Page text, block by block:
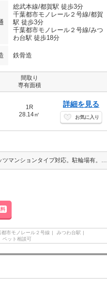
総武本線/都賀駅 徒歩3分
千葉都市モノレール２号線/都賀
駅 徒歩3分
千葉都市モノレール２号線/みつ
わ台駅 徒歩18分
鉄骨造
間取り
専有面積
1R
28.14㎡
詳細を見る
お気に入り
◇LINE、クレジット、オンライン対応◇エイブルNW四街道店 Bフレッツマンションタイプ対応。駐輪場有。バルコニー。都賀駅徒歩３分。
都市モノレール２号線
みつわ台駅
ペット相談可